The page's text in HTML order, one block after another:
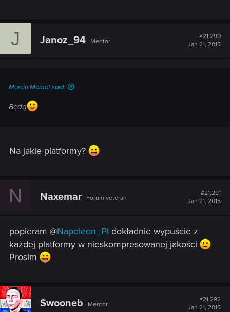
J Janoz_94 Mentor
#21,290
Jan 21, 2015
Marcin Momot said:
Będą
Na jakie platformy?
N Naxemar Forum veteran
#21,291
Jan 21, 2015
popieram @Napoleon_Pl dokładnie wypuście z
każdej platformy w nieskompresowanej jakości
Prosim
Swooneb Mentor
#21,292
Jan 21, 2015